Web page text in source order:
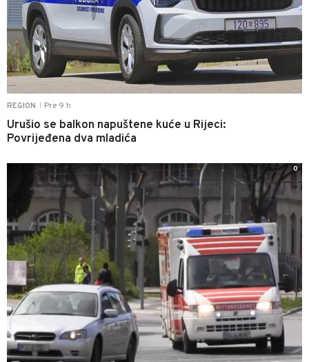
REGION Pre 9 h
Urušio se balkon napuštene kuće u Rijeci:
Povrijeđena dva mladića
0